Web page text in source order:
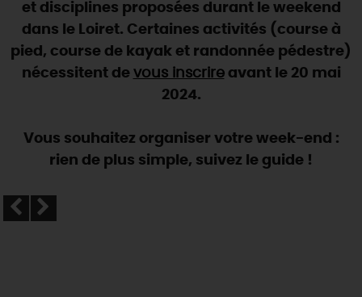
AUJOURD'HUI
DEMAIN
CE WEEK-END
et disciplines proposées durant le weekend
dans le Loiret. Certaines activités (course à
pied, course de kayak et randonnée pédestre)
nécessitent de vous inscrireavant le 20 mai
2024.
Vous souhaitez organiser votre week-end :
rien de plus simple, suivez le guide !